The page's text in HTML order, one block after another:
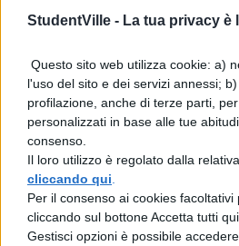
StudentVille - La tua privacy è
Questo sito web utilizza cookie: a)
l'uso del sito e dei servizi annessi;
profilazione, anche di terze parti,
personalizzati in base alle tue
consenso.
Il loro utilizzo è regolato dalla
cliccando qui
Per il consenso ai cookies facoltativi
cliccando sul bottone Accetta tutti
Gestisci opzioni è possibile
TI POTREBBE
MATURITÀ
Maturità
domina
ma i